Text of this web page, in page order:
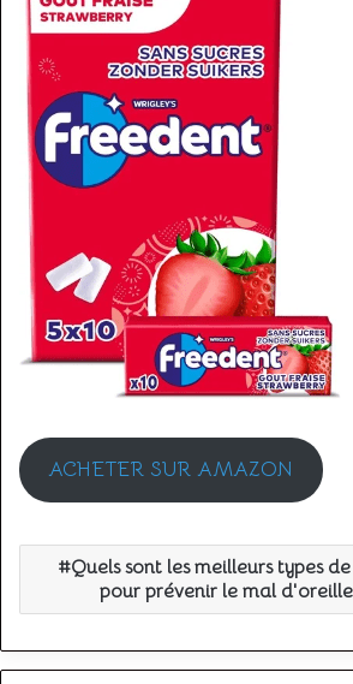
ACHETER SUR AMAZON
Quels sont les meilleurs types
pour prévenir le mal